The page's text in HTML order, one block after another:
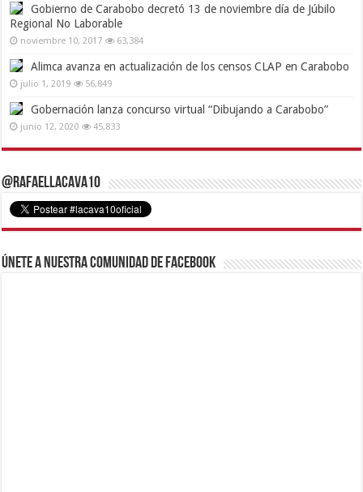
Gobierno de Carabobo decretó 13 de noviembre día de Júbilo
Regional No Laborable
noviembre 10, 2017 63,384
Alimca avanza en actualización de los censos CLAP en Carabobo
julio 1, 2019 56,849
Gobernación lanza concurso virtual “Dibujando a Carabobo”
junio 12, 2020 45,833
@RafaelLacava10
Únete a nuestra comunidad de Facebook